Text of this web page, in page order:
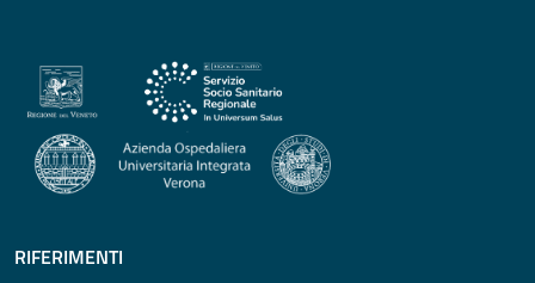
RIFERIMENTI